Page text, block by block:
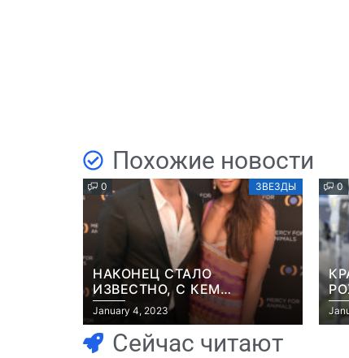
Похожие новости
0 ЗВЕЗДЫ
НАКОНЕЦ СТАЛО
ИЗВЕСТНО, С КЕМ
ВСТРЕЧАЕТСЯ БРЭД ПИТТ
January 4, 2023
0
Сейчас читают